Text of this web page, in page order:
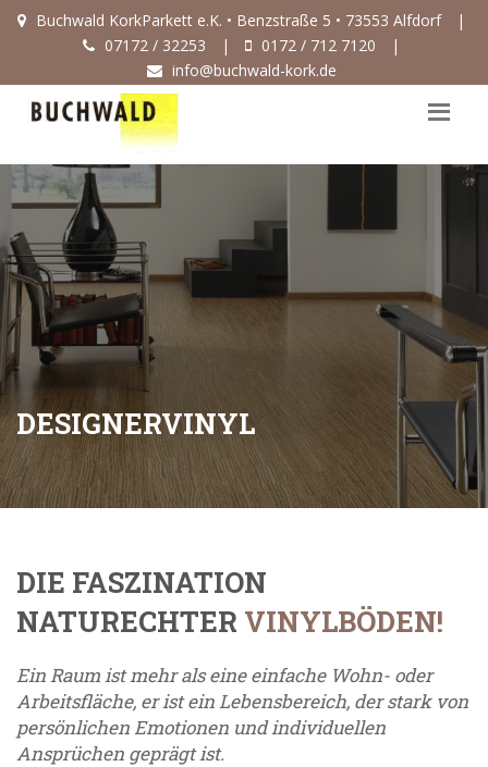
Buchwald KorkParkett e.K. • Benzstraße 5 • 73553 Alfdorf
|
07172 / 32253
| 0172 / 712 7120
|
info@buchwald-kork.de
DESIGNERVINYL
DIE FASZINATION
NATURECHTER VINYLBÖDEN!
Ein Raum ist mehr als eine einfache Wohn- oder
Arbeitsfläche, er ist ein Lebensbereich, der stark von
persönlichen Emotionen und individuellen
Ansprüchen geprägt ist.